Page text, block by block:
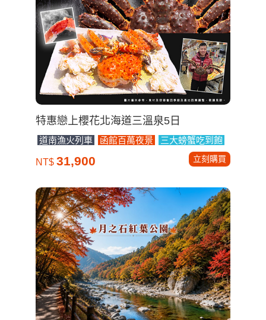
特惠戀上櫻花北海道三溫泉5日
道南漁火列車 函館百萬夜景 三大螃蟹吃到飽
NT$ 31,900 立刻購買